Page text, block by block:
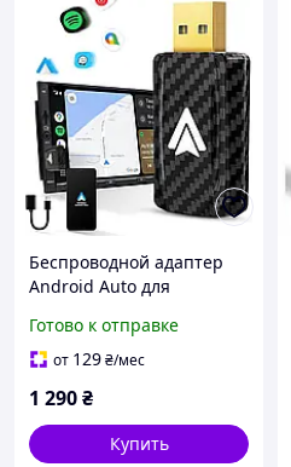
Беспроводной адаптер
Android Auto для
Android auto Dongle для
преобразования в
Готово к отправке
от 129₴/мес
1 290₴
Купить